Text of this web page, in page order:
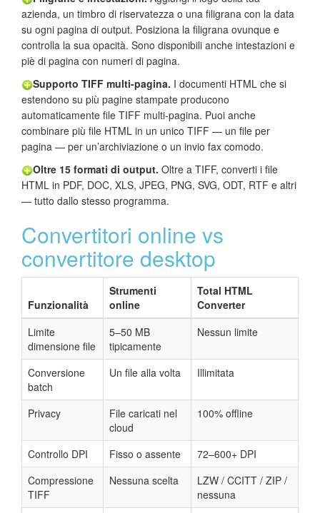
azienda, un timbro di riservatezza o una filigrana con la data
su ogni pagina di output. Posiziona la filigrana ovunque e
controlla la sua opacità. Sono disponibili anche intestazioni e
piè di pagina con numeri di pagina.
Supporto TIFF multi-pagina. I documenti HTML che si
estendono su più pagine stampate producono
automaticamente file TIFF multi-pagina. Puoi anche
combinare più file HTML in un unico TIFF — un file per
pagina — per un’archiviazione o un invio fax comodo.
Oltre 15 formati di output. Oltre a TIFF, converti i file
HTML in PDF, DOC, XLS, JPEG, PNG, SVG, ODT, RTF e altri
— tutto dallo stesso programma.
Convertitori online vs
convertitore desktop
Funzionalità
Strumenti
online
Total HTML
Converter
Limite
dimensione file
5–50 MB
tipicamente
Nessun limite
Conversione
batch
Un file alla volta Illimitata
Privacy
File caricati nel
cloud
100% offline
Controllo DPI Fisso o assente
72–600+ DPI
Compressione
TIFF
Nessuna scelta
LZW / CCITT / ZIP /
nessuna